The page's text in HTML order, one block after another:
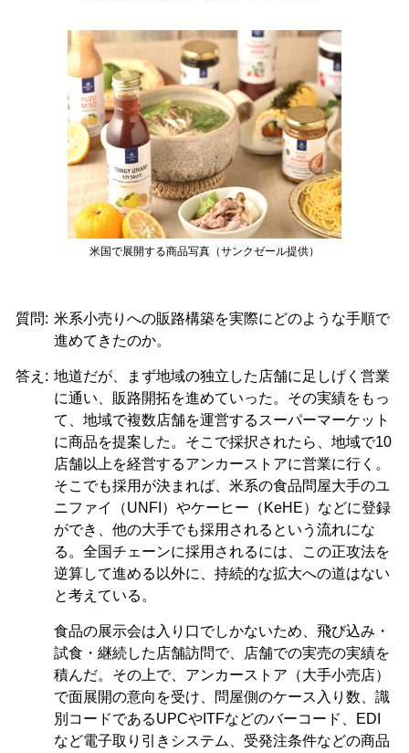
米国で展開する商品写真（サンクゼール提供）
質問: 米系小売りへの販路構築を実際にどのような手順で
進めてきたのか。
答え: 地道だが、まず地域の独立した店舗に足しげく営業
に通い、販路開拓を進めていった。その実績をもっ
て、地域で複数店舗を運営するスーパーマーケット
に商品を提案した。そこで採択されたら、地域で10
店舗以上を経営するアンカーストアに営業に行く。
そこでも採用が決まれば、米系の食品問屋大手のユ
ニファイ（UNFI）やケーヒー（KeHE）などに登録
ができ、他の大手でも採用されるという流れにな
る。全国チェーンに採用されるには、この正攻法を
逆算して進める以外に、持続的な拡大への道はない
と考えている。
食品の展示会は入り口でしかないため、飛び込み・
試食・継続した店舗訪問で、店舗での実売の実績を
積んだ。その上で、アンカーストア（大手小売店）
で面展開の意向を受け、問屋側のケース入り数、識
別コードであるUPCやITFなどのバーコード、EDI
など電子取り引きシステム、受発注条件などの商品